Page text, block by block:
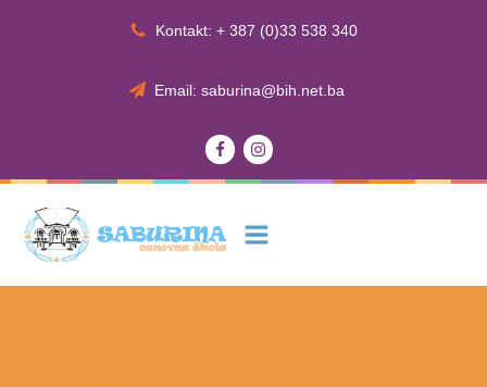
Kontakt: + 387 (0)33 538 340
Email: saburina@bih.net.ba